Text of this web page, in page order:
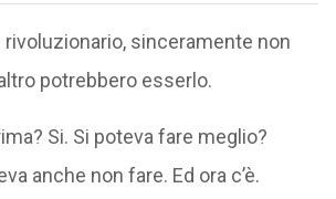
rivoluzionario, sinceramente non
potrebbero esserlo.
Si. Si poteva fare meglio?
anche non fare. Ed ora c’è.